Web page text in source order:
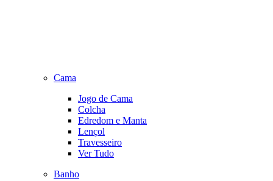
Cama
Jogo de Cama
Colcha
Edredom e Manta
Lençol
Travesseiro
Ver Tudo
Banho